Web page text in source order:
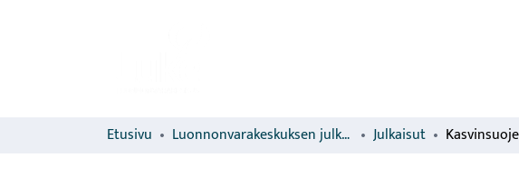
Etusivu Luonnonvarakeskuksen julkaisut Julkaisut